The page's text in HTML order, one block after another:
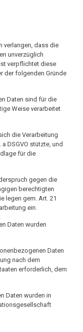
verlangen, dass die
unverzüglich
verpflichtet diese
der folgenden Gründe
Daten sind für die
Weise verarbeitet
die Verarbeitung
DSGVO stützte, und
für die
gegen die
berechtigten
legen gem. Art. 21
ein.
Daten wurden
Daten
nach dem
erforderlich, dem
Daten wurden in